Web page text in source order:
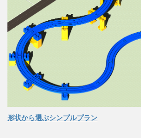
形状から選ぶシンプルプラン